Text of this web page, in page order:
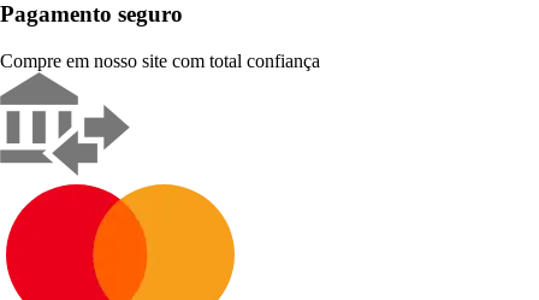
Pagamento seguro
Compre em nosso site com total confiança